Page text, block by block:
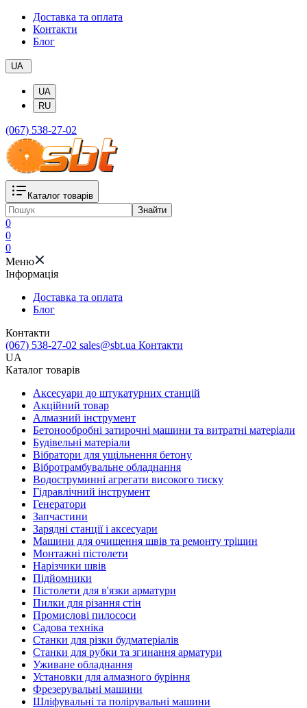
Доставка та оплата
Контакти
Блог
UA
UA
RU
(067) 538-27-02
Каталог товарів
Знайти
0
0
0
Меню
Iнформація
Доставка та оплата
Блог
Контакти
(067) 538-27-02 sales@sbt.ua Контакти
UA
Каталог товарів
Аксесуари до штукатурних станцій
Акційний товар
Алмазний інструмент
Бетонообробні затирочні машини та витратні матеріали
Будівельні матеріали
Вібратори для ущільнення бетону
Вібротрамбувальне обладнання
Водоструминні агрегати високого тиску
Гідравлічний інструмент
Генератори
Запчастини
Зарядні станції і аксесуари
Машини для очищення швів та ремонту тріщин
Монтажні пістолети
Нарізчики швів
Підйомники
Пістолети для в'язки арматури
Пилки для різання стін
Промислові пилососи
Садова техніка
Станки для різки будматеріалів
Станки для рубки та згинання арматури
Уживане обладнання
Установки для алмазного буріння
Фрезерувальні машини
Шліфувальні та полірувальні машини